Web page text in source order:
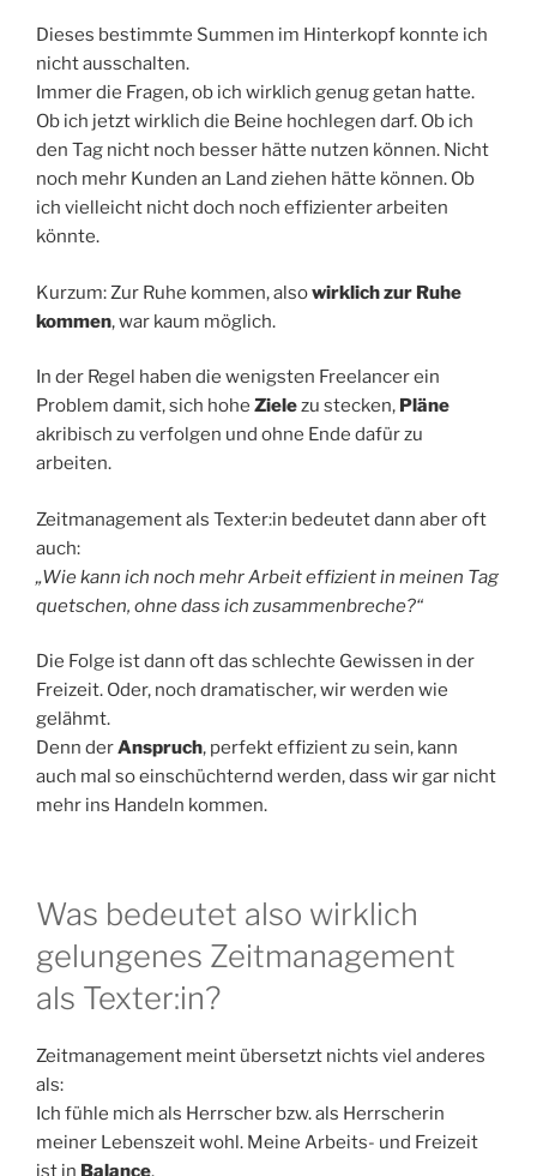
Dieses bestimmte Summen im Hinterkopf konnte ich
nicht ausschalten.
Immer die Fragen, ob ich wirklich genug getan hatte.
Ob ich jetzt wirklich die Beine hochlegen darf. Ob ich
den Tag nicht noch besser hätte nutzen können. Nicht
noch mehr Kunden an Land ziehen hätte können. Ob
ich vielleicht nicht doch noch effizienter arbeiten
könnte.
Kurzum: Zur Ruhe kommen, alsowirklich zur Ruhe
kommen, war kaum möglich.
In der Regel haben die wenigsten Freelancer ein
Problem damit, sich hohe Zielezu stecken, Pläne
akribisch zu verfolgen und ohne Ende dafür zu
arbeiten.
Zeitmanagement als Texter:in bedeutet dann aber oft
auch:
„Wie kann ich noch mehr Arbeit effizient in meinen Tag
quetschen, ohne dass ich zusammenbreche?“
Die Folge ist dann oft das schlechte Gewissen in der
Freizeit. Oder, noch dramatischer, wir werden wie
gelähmt.
Denn derAnspruch, perfekt effizient zu sein, kann
auch mal so einschüchternd werden, dass wir gar nicht
mehr ins Handeln kommen.
Was bedeutet also wirklich
gelungenes Zeitmanagement
als Texter:in?
Zeitmanagement meint übersetzt nichts viel anderes
als:
Ich fühle mich als Herrscher bzw. als Herrscherin
meiner Lebenszeit wohl. Meine Arbeits- und Freizeit